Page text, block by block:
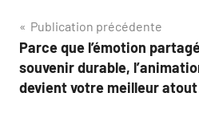
Navigation
de
l’article
Publication précédente
Parce que l’émotion
souvenir durable,
devient votre meilleur atout